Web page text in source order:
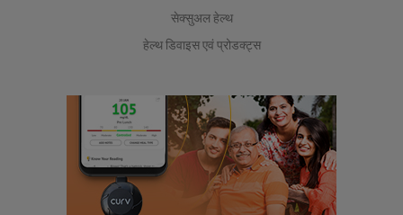
सेक्सुअल हेल्थ
हेल्थ डिवाइस एवं प्रोडक्ट्स